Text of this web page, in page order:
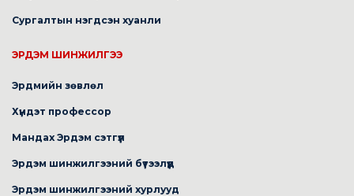
Сургалтын нэгдсэн хуанли
ЭРДЭМ ШИНЖИЛГЭЭ
Эрдмийн зөвлөл
Хүндэт профессор
Мандах Эрдэм сэтгүүл
Эрдэм шинжилгээний бүтээлүүд
Эрдэм шинжилгээний хурлууд